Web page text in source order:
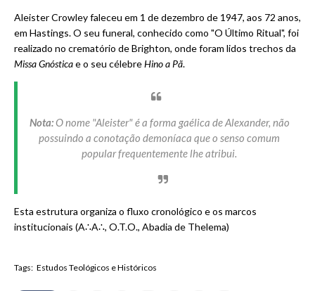
Aleister Crowley faleceu em 1 de dezembro de 1947, aos 72 anos,
em Hastings. O seu funeral, conhecido como "O Último Ritual", foi
realizado no crematório de Brighton, onde foram lidos trechos da
Missa Gnósticae o seu célebreHino a Pã.
Nota:O nome "Aleister" é a forma gaélica de Alexander, não
possuindo a conotação demoníaca que o senso comum
popular frequentemente lhe atribui.
Esta estrutura organiza o fluxo cronológico e os marcos
institucionais (A∴A∴, O.T.O., Abadia de Thelema)
Tags: Estudos Teológicos e Históricos